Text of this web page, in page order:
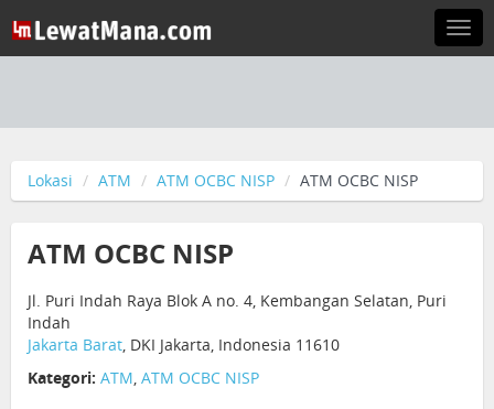
Lokasi ATM ATM OCBC NISP ATM OCBC NISP
ATM OCBC NISP
Jl. Puri Indah Raya Blok A no. 4, Kembangan Selatan, Puri
Indah
Jakarta Barat, DKI Jakarta, Indonesia 11610
Kategori: ATM, ATM OCBC NISP